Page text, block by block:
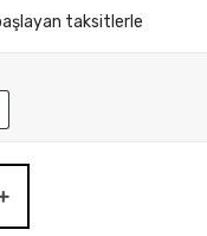
taksitlerle